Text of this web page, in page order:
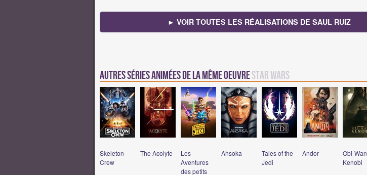
► VOIR TOUTES LES RÉALISATIONS DE SAUL RUIZ
Autres séries animées de la même oeuvreStar Wars
Skeleton
Crew
The Acolyte
Les
Aventures
des petits
Ahsoka
Tales of the
Jedi
Andor
Obi-Wan
Kenobi